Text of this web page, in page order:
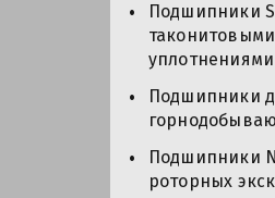
Подшипники
таконитовыми
уплотнениями
Подшипники
Подшипники
роторных